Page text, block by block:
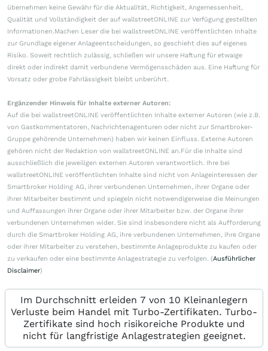
übernehmen keine Gewähr für die Aktualität, Richtigkeit, Angemessenheit,
Qualität und Vollständigkeit der auf wallstreetONLINE zur Verfügung gestellten
Informationen.Machen Leser die bei wallstreetONLINE veröffentlichten Inhalte
zur Grundlage eigener Anlageentscheidungen, so geschieht dies auf eigenes
Risiko. Soweit rechtlich zulässig, schließen wir unsere Haftung für etwaige
direkt oder indirekt damit verbundene Vermögensschäden aus. Eine Haftung für
Vorsatz oder grobe Fahrlässigkeit bleibt unberührt.
Ergänzender Hinweis für Inhalte externer Autoren:
Auf die bei wallstreetONLINE veröffentlichten Inhalte externer Autoren (wie z.B.
von Gastkommentatoren, Nachrichtenagenturen oder nicht zur Smartbroker-
Gruppe gehörende Unternehmen) haben wir keinen Einfluss. Externe Autoren
gehören nicht der Redaktion von wallstreetONLINE an.Für die Inhalte sind
ausschließlich die jeweiligen externen Autoren verantwortlich. Ihre bei
wallstreetONLINE veröffentlichten Inhalte sind nicht von Anlageinteressen der
Smartbroker Holding AG, ihrer verbundenen Unternehmen, ihrer Organe oder
ihrer Mitarbeiter bestimmt und spiegeln nicht notwendigerweise die Meinungen
und Auffassungen ihrer Organe oder ihrer Mitarbeiter bzw. der Organe ihrer
verbundenen Unternehmen wider. Sie sind insbesondere nicht als Aufforderung
durch die Smartbroker Holding AG, ihre verbundenen Unternehmen, ihre Organe
oder ihrer Mitarbeiter zu verstehen, bestimmte Anlageprodukte zu kaufen oder
zu verkaufen oder eine bestimmte Anlagestrategie zu verfolgen. (Ausführlicher
Disclaimer)
Im Durchschnitt erleiden 7 von 10 Kleinanlegern
Verluste beim Handel mit Turbo-Zertifikaten. Turbo-
Zertifikate sind hoch risikoreiche Produkte und
nicht für langfristige Anlagestrategien geeignet.